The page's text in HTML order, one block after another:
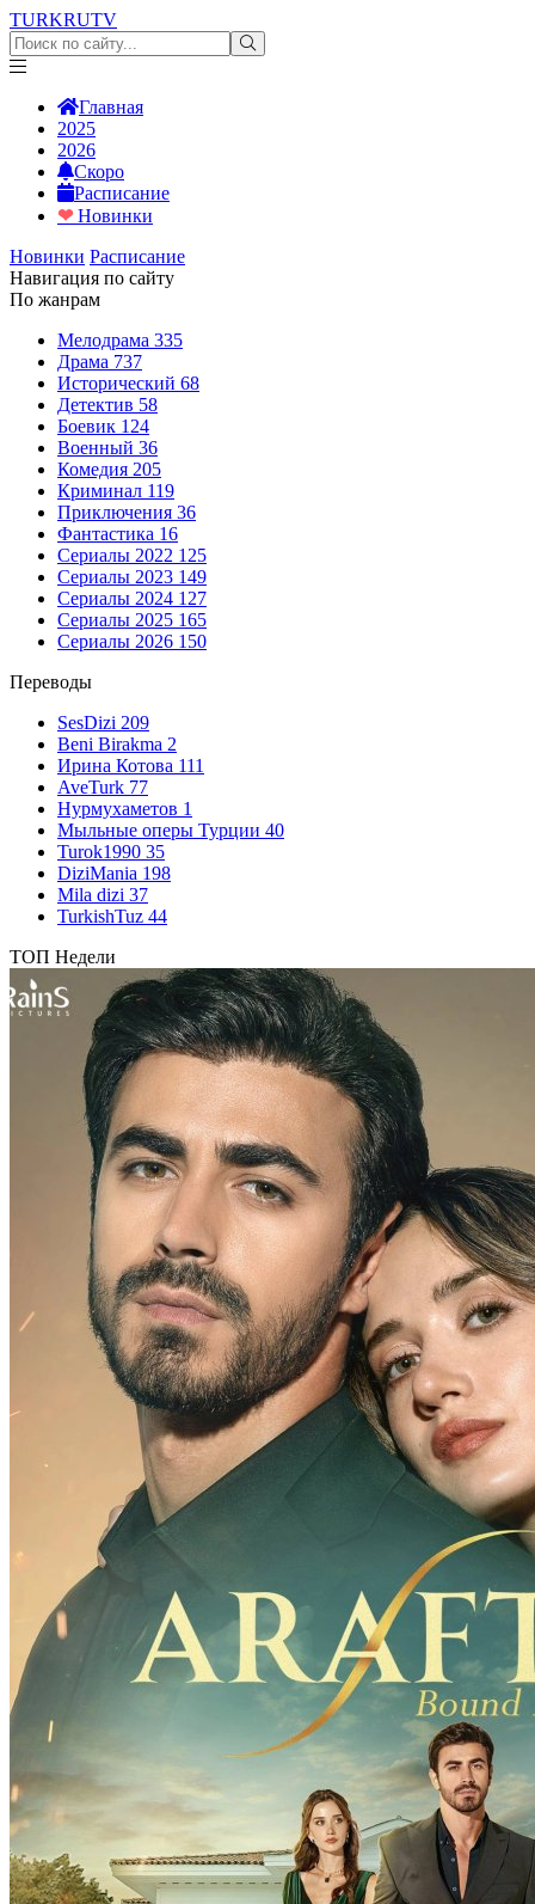
TURKRUTV
Главная
2025
2026
Скоро
Расписание
❤Новинки
Новинки Расписание
Навигация по сайту
По жанрам
Мелодрама 335
Драма 737
Исторический 68
Детектив 58
Боевик 124
Военный 36
Комедия 205
Криминал 119
Приключения 36
Фантастика 16
Сериалы 2022 125
Сериалы 2023 149
Сериалы 2024 127
Сериалы 2025 165
Сериалы 2026 150
Переводы
SesDizi 209
Beni Birakma 2
Ирина Котова 111
AveTurk 77
Нурмухаметов 1
Мыльные оперы Турции 40
Turok1990 35
DiziMania 198
Mila dizi 37
TurkishTuz 44
ТОП Недели